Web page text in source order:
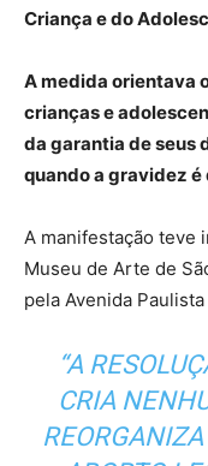
Criança e do
A medida orientava
crianças e
da garantia de seus
quando a gravidez
A manifestação teve
Museu de Arte de
pela Avenida
“A
CRIA